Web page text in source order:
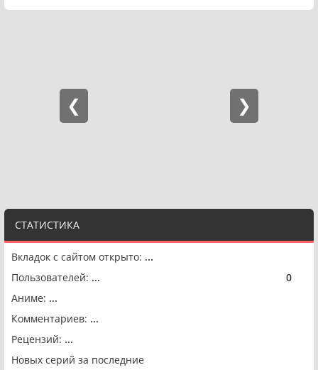
СТАТИСТИКА
Вкладок с сайтом открыто: ...
Пользователей: ... 0
Аниме: ...
Комментариев: ...
Рецензий: ...
Новых серий за последние